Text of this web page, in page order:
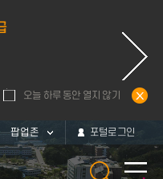
오늘 하루 동안 열지 않기
팝업존 포털로그인